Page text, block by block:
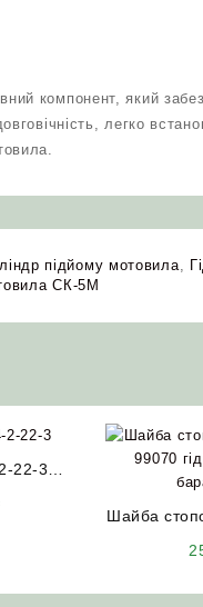
компонент, який
легко
підйому мотовила
СК-5М
22-3
5 НИВА
Шайба
барабана